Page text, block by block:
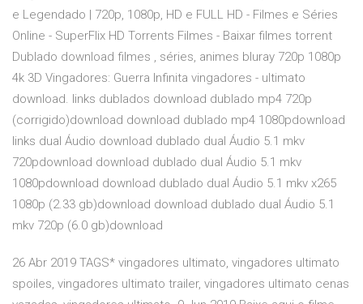
e Legendado | 720p, 1080p, HD e FULL HD - Filmes e Séries
Online - SuperFlix HD Torrents Filmes - Baixar filmes torrent
Dublado download filmes , séries, animes bluray 720p 1080p
4k 3D Vingadores: Guerra Infinita vingadores - ultimato
download. links dublados download dublado mp4 720p
(corrigido)download download dublado mp4 1080pdownload
links dual Áudio download dublado dual Áudio 5.1 mkv
720pdownload download dublado dual Áudio 5.1 mkv
1080pdownload download dublado dual Áudio 5.1 mkv x265
1080p (2.33 gb)download download dublado dual Áudio 5.1
mkv 720p (6.0 gb)download
26 Abr 2019 TAGS* vingadores ultimato, vingadores ultimato
spoiles, vingadores ultimato trailer, vingadores ultimato cenas